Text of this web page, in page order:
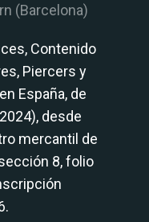
(Barcelona)
Contenido
Piercers y
España, de
desde
mercantil de
8, folio